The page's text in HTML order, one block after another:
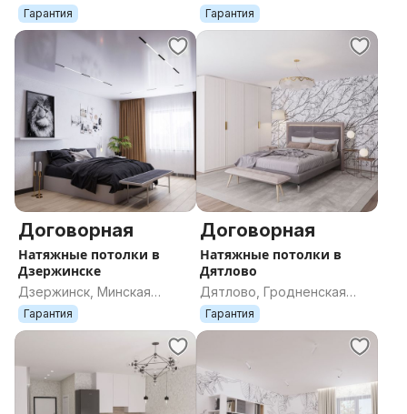
область
Гарантия
область
Гарантия
Договорная
Натяжные потолки в
Дзержинске
Дзержинск, Минская
область
Гарантия
Договорная
Натяжные потолки в
Дятлово
Дятлово, Гродненская
область
Гарантия